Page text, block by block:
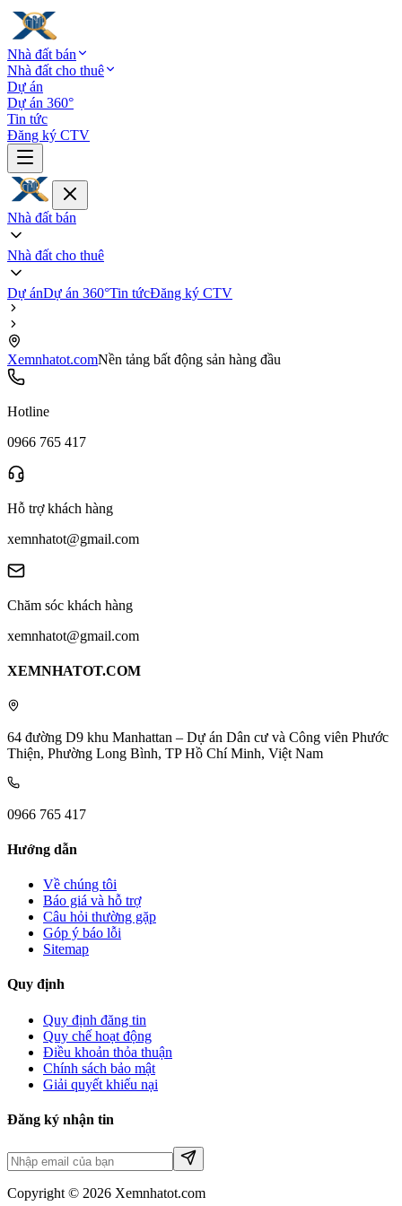
Nhà đất bán
Nhà đất cho thuê
Dự án
Dự án 360°
Tin tức
Đăng ký CTV
Nhà đất bán
Nhà đất cho thuê
Dự ánDự án 360°Tin tứcĐăng ký CTV
Xemnhatot.comNền tảng bất động sản hàng đầu
Hotline
0966 765 417
Hỗ trợ khách hàng
xemnhatot@gmail.com
Chăm sóc khách hàng
xemnhatot@gmail.com
XEMNHATOT.COM
64 đường D9 khu Manhattan – Dự án Dân cư và Công viên Phước
Thiện, Phường Long Bình, TP Hồ Chí Minh, Việt Nam
0966 765 417
Hướng dẫn
Về chúng tôi
Báo giá và hỗ trợ
Câu hỏi thường gặp
Góp ý báo lỗi
Sitemap
Quy định
Quy định đăng tin
Quy chế hoạt động
Điều khoản thỏa thuận
Chính sách bảo mật
Giải quyết khiếu nại
Đăng ký nhận tin
Copyright © 2026 Xemnhatot.com